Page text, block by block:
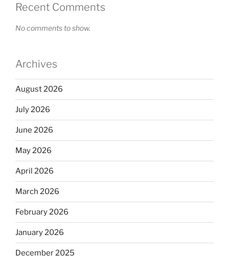
Recent Comments
No comments to show.
Archives
August 2026
July 2026
June 2026
May 2026
April 2026
March 2026
February 2026
January 2026
December 2025